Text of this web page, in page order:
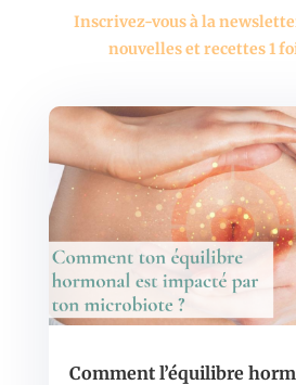
Inscrivez-vous à la
nouvelles et recettes 1
Comment l’équilibre